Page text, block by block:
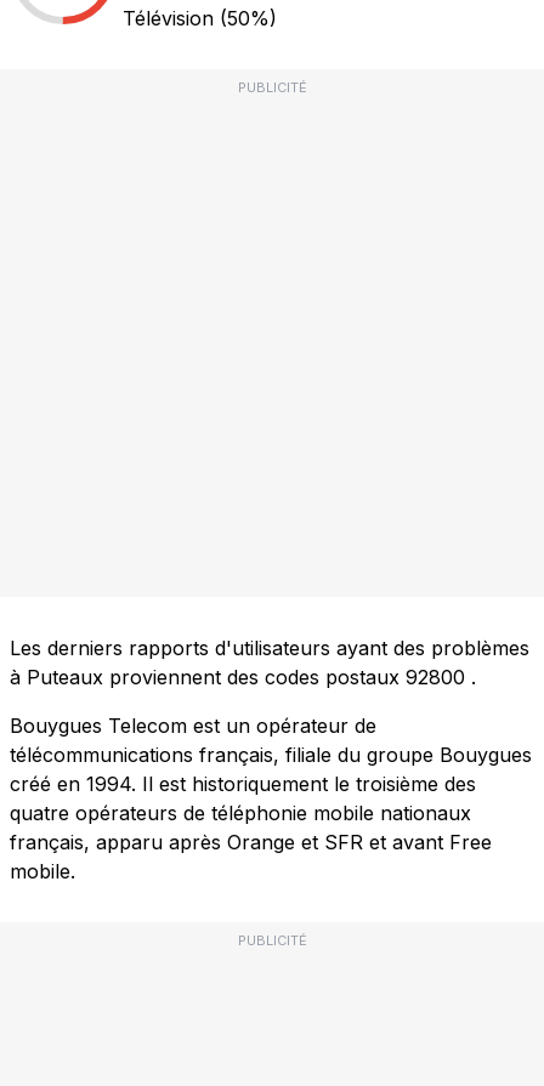
Télévision (50%)
PUBLICITÉ
Les derniers rapports d'utilisateurs ayant des problèmes
à Puteaux proviennent des codes postaux 92800 .
Bouygues Telecom est un opérateur de
télécommunications français, filiale du groupe Bouygues
créé en 1994. Il est historiquement le troisième des
quatre opérateurs de téléphonie mobile nationaux
français, apparu après Orange et SFR et avant Free
mobile.
PUBLICITÉ